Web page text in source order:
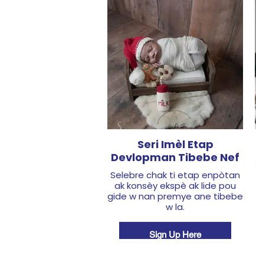
Seri Imèl Etap
Devlopman Tibebe Nef
Selebre chak ti etap enpòtan
ak konsèy ekspè ak lide pou
gide w nan premye ane tibebe
w la.​
Sign Up Here